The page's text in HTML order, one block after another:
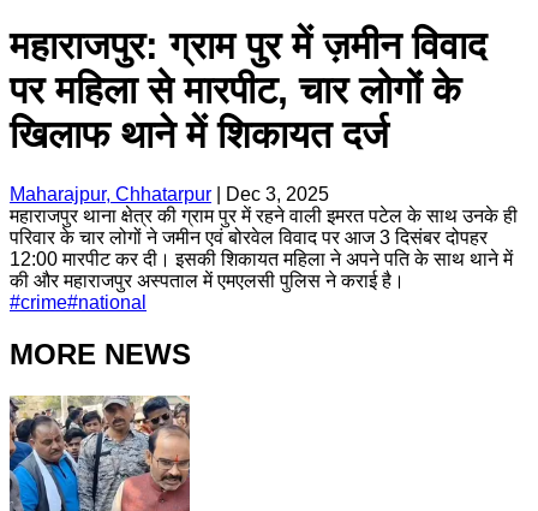
महाराजपुर: ग्राम पुर में ज़मीन विवाद
पर महिला से मारपीट, चार लोगों के
खिलाफ थाने में शिकायत दर्ज
Maharajpur, Chhatarpur
Dec 3, 2025
महाराजपुर थाना क्षेत्र की ग्राम पुर में रहने वाली इमरत पटेल के साथ उनके ही
परिवार के चार लोगों ने जमीन एवं बोरवेल विवाद पर आज 3 दिसंबर दोपहर
12:00 मारपीट कर दी। इसकी शिकायत महिला ने अपने पति के साथ थाने में
की और महाराजपुर अस्पताल में एमएलसी पुलिस ने कराई है।
#crime#national
MORE NEWS